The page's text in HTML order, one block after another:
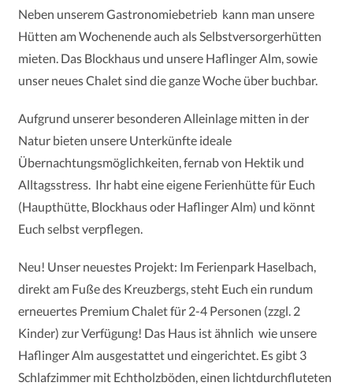
Neben unserem Gastronomiebetrieb kann man unsere
Hütten am Wochenende auch als Selbstversorgerhütten
mieten. Das Blockhaus und unsere Haflinger Alm, sowie
unser neues Chalet sind die ganze Woche über buchbar.
Aufgrund unserer besonderen Alleinlage mitten in der
Natur bieten unsere Unterkünfte ideale
Übernachtungsmöglichkeiten, fernab von Hektik und
Alltagsstress. Ihr habt eine eigene Ferienhütte für Euch
(Haupthütte, Blockhaus oder Haflinger Alm) und könnt
Euch selbst verpflegen.
Neu! Unser neuestes Projekt: Im Ferienpark Haselbach,
direkt am Fuße des Kreuzbergs, steht Euch ein rundum
erneuertes Premium Chalet für 2-4 Personen (zzgl. 2
Kinder) zur Verfügung! Das Haus ist ähnlich wie unsere
Haflinger Alm ausgestattet und eingerichtet. Es gibt 3
Schlafzimmer mit Echtholzböden, einen lichtdurchfluteten